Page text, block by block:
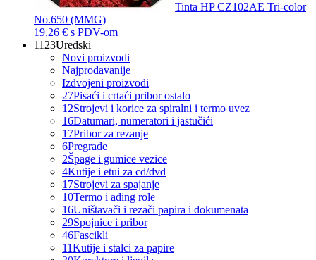
Tinta HP CZ102AE Tri-color
No.650 (MMG)
19,26 € s PDV-om
1123Uredski
Novi proizvodi
Najprodavanije
Izdvojeni proizvodi
27Pisaći i crtaći pribor ostalo
12Strojevi i korice za spiralni i termo uvez
16Datumari, numeratori i jastučići
17Pribor za rezanje
6Pregrade
2Špage i gumice vezice
4Kutije i etui za cd/dvd
17Strojevi za spajanje
10Termo i ading role
16Uništavači i rezači papira i dokumenata
29Spojnice i pribor
46Fascikli
11Kutije i stalci za papire